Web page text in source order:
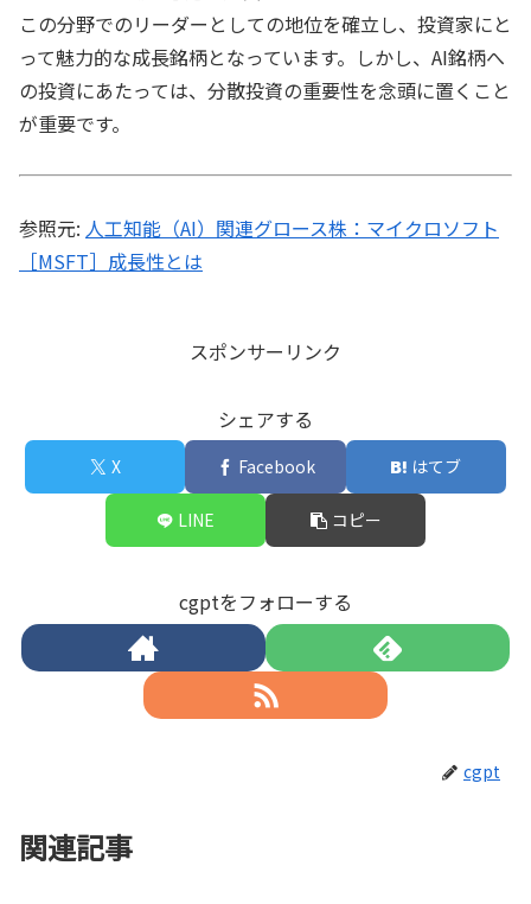
この分野でのリーダーとしての地位を確立し、投資家にと
って魅力的な成長銘柄となっています。しかし、AI銘柄へ
の投資にあたっては、分散投資の重要性を念頭に置くこと
が重要です。
参照元: 人工知能（AI）関連グロース株：マイクロソフト
［MSFT］成長性とは
スポンサーリンク
シェアする
X Facebook はてブ
LINE コピー
cgptをフォローする
cgpt
関連記事